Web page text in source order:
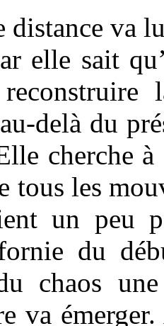
distance va
elle sait
delà du
cherche à
tous les
un peu
du
chaos
va